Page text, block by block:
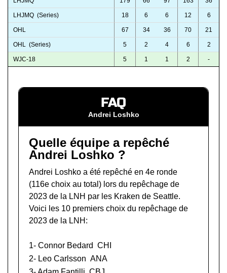
LHJMQ (Series) 18 6 6 12 6
OHL 67 34 36 70 21
OHL (Series) 5 2 4 6 2
WJC-18 5 1 1 2 -
FAQ
Andrei Loshko
Quelle équipe a repêché
Andrei Loshko ?
Andrei Loshko a été repêché en 4e ronde
(116e choix au total) lors du repêchage de
2023 de la LNH par les Kraken de Seattle.
Voici les 10 premiers choix du repêchage de
2023 de la LNH:
1- Connor Bedard CHI
2- Leo Carlsson ANA